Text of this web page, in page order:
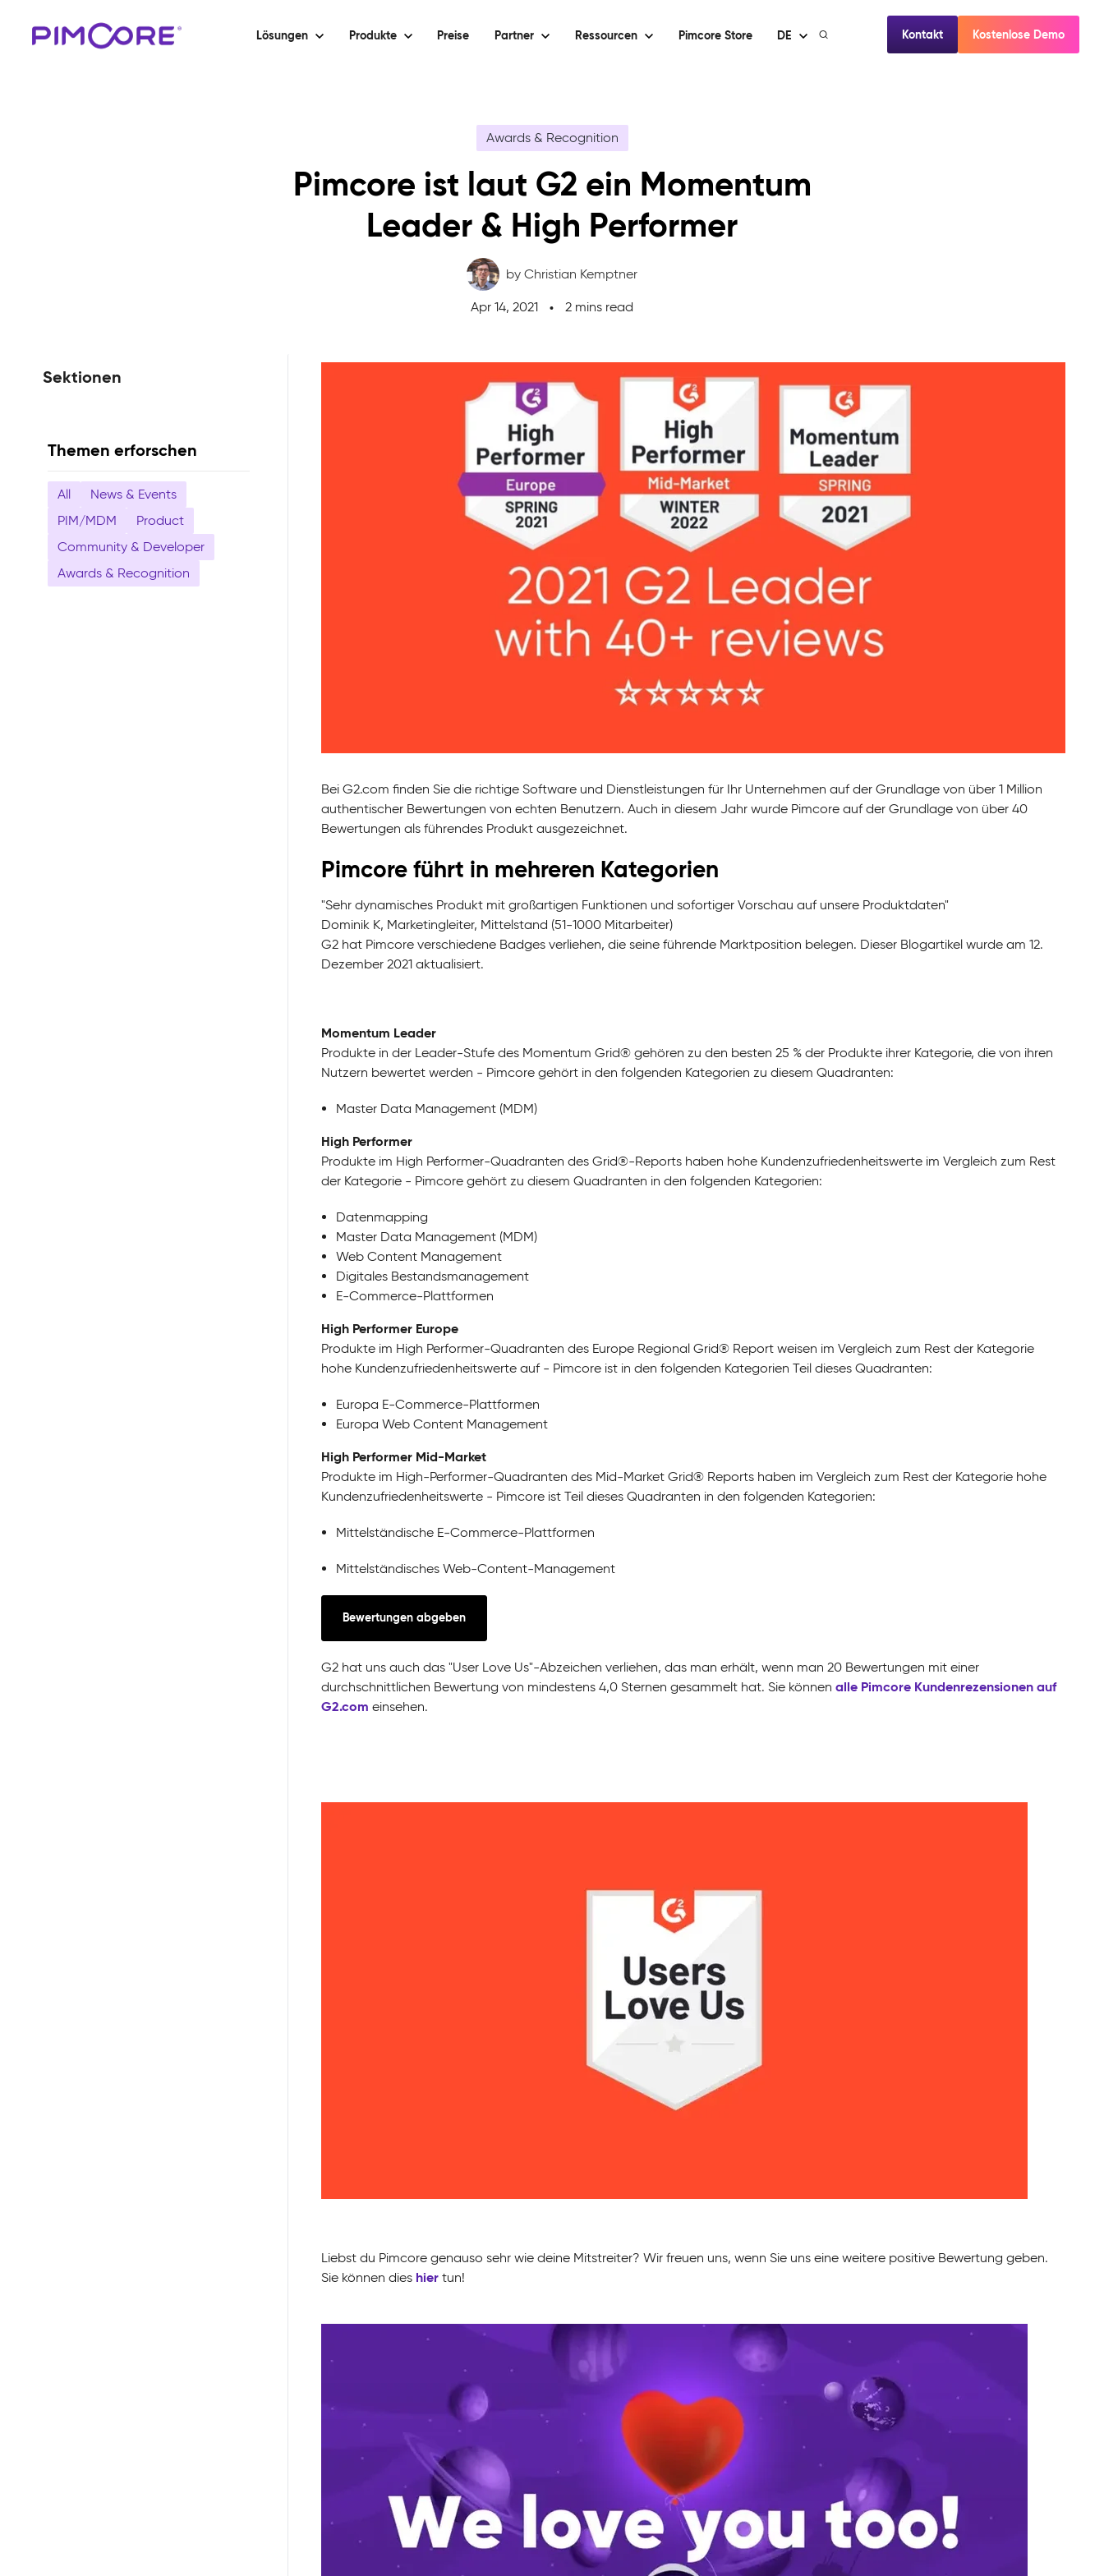
Lösungen Produkte Preise Partner Ressourcen Pimcore Store DE Kontakt Kostenlose Demo
Awards & Recognition
Pimcore ist laut G2 ein Momentum
Leader & High Performer
by Christian Kemptner
Apr 14, 2021 2 mins read
Sektionen
Themen erforschen
All
News & Events
PIM/MDM
Product
Community & Developer
Awards & Recognition
Bei G2.com finden Sie die richtige Software und Dienstleistungen für Ihr Unternehmen auf der Grundlage von über 1 Million
authentischer Bewertungen von echten Benutzern. Auch in diesem Jahr wurde Pimcore auf der Grundlage von über 40
Bewertungen als führendes Produkt ausgezeichnet.
Pimcore führt in mehreren Kategorien
"Sehr dynamisches Produkt mit großartigen Funktionen und sofortiger Vorschau auf unsere Produktdaten"
Dominik K, Marketingleiter, Mittelstand (51-1000 Mitarbeiter)
G2 hat Pimcore verschiedene Badges verliehen, die seine führende Marktposition belegen. Dieser Blogartikel wurde am 12.
Dezember 2021 aktualisiert.
Momentum Leader
Produkte in der Leader-Stufe des Momentum Grid® gehören zu den besten 25 % der Produkte ihrer Kategorie, die von ihren
Nutzern bewertet werden - Pimcore gehört in den folgenden Kategorien zu diesem Quadranten:
Master Data Management (MDM)
High Performer
Produkte im High Performer-Quadranten des Grid®-Reports haben hohe Kundenzufriedenheitswerte im Vergleich zum Rest
der Kategorie - Pimcore gehört zu diesem Quadranten in den folgenden Kategorien:
Datenmapping
Master Data Management (MDM)
Web Content Management
Digitales Bestandsmanagement
E-Commerce-Plattformen
High Performer Europe
Produkte im High Performer-Quadranten des Europe Regional Grid® Report weisen im Vergleich zum Rest der Kategorie
hohe Kundenzufriedenheitswerte auf - Pimcore ist in den folgenden Kategorien Teil dieses Quadranten:
Europa E-Commerce-Plattformen
Europa Web Content Management
High Performer Mid-Market
Produkte im High-Performer-Quadranten des Mid-Market Grid® Reports haben im Vergleich zum Rest der Kategorie hohe
Kundenzufriedenheitswerte - Pimcore ist Teil dieses Quadranten in den folgenden Kategorien:
Mittelständische E-Commerce-Plattformen
Mittelständisches Web-Content-Management
Bewertungen abgeben
G2 hat uns auch das "User Love Us"-Abzeichen verliehen, das man erhält, wenn man 20 Bewertungen mit einer
durchschnittlichen Bewertung von mindestens 4,0 Sternen gesammelt hat. Sie können alle Pimcore Kundenrezensionen auf
G2.com einsehen.
Liebst du Pimcore genauso sehr wie deine Mitstreiter? Wir freuen uns, wenn Sie uns eine weitere positive Bewertung geben.
Sie können dies hiertun!